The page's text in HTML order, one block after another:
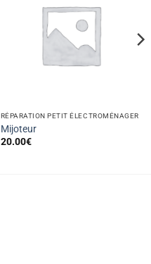
RÉPARATION PETIT ÉLECTROMÉNAGER
Mijoteur
20.00€